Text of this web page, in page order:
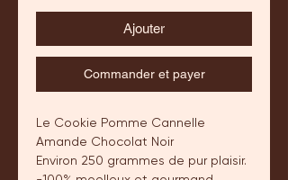
Ajouter
Commander et payer
Le Cookie Pomme Cannelle
Amande Chocolat Noir
Environ 250 grammes de pur plaisir.